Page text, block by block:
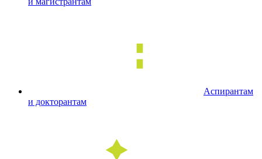
Аспирантам
и докторантам